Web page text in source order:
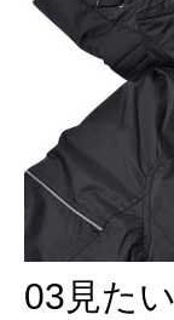
03 見た